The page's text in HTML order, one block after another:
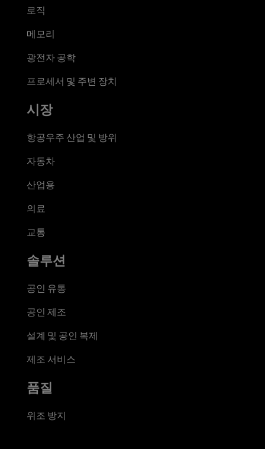
로직
메모리
광전자 공학
프로세서 및 주변 장치
시장
항공우주 산업 및 방위
자동차
산업용
의료
교통
솔루션
공인 유통
공인 제조
설계 및 공인 복제
제조 서비스
품질
위조 방지